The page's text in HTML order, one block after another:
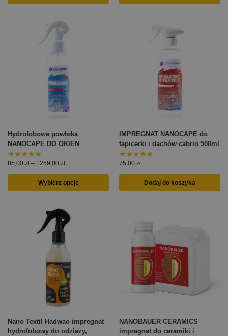
Hydrofobowa powłoka
NANOCAPE DO OKIEN
85,00 zł – 1259,00 zł
Wybierz opcje
IMPREGNAT NANOCAPE do
tapicerki i dachów cabrio 500ml
75,00 zł
Dodaj do koszyka
Nano Textil Hadwao impregnat
hydrofobowy do odzieży,
NANOBAUER CERAMICS
impregnat do ceramiki i